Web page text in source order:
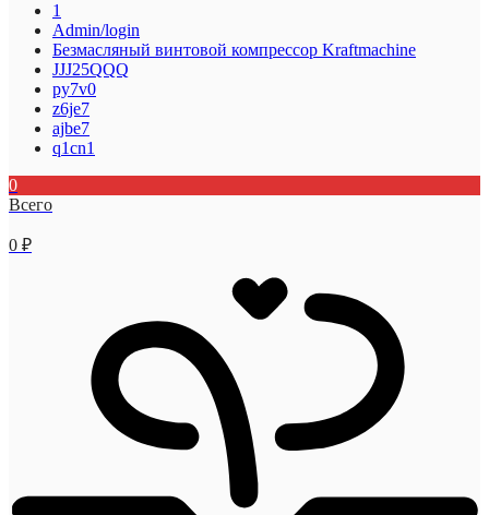
1
Admin/login
Безмасляный винтовой компрессор Kraftmaсhine
JJJ25QQQ
py7v0
z6je7
ajbe7
q1cn1
0
Всего
0 ₽